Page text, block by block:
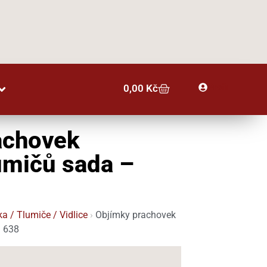
0,00 Kč
sada –
/ Tlumiče / Vidlice › Objímky prachovek
638